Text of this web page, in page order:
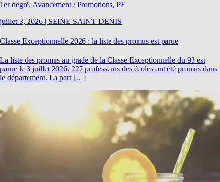
1er degré, Avancement / Promotions, PE
juillet 3, 2026
SEINE SAINT DENIS
Classe Exceptionnelle 2026 : la liste des promus est parue
La liste des promus au grade de la Classe Exceptionnelle du 93 est
parue le 3 juillet 2026. 227 professeurs des écoles ont été promus dans
le département. La part […]